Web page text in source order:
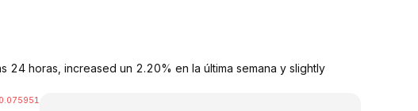
24 horas, increased un 2.20% en la última semana y slightly
0.075951